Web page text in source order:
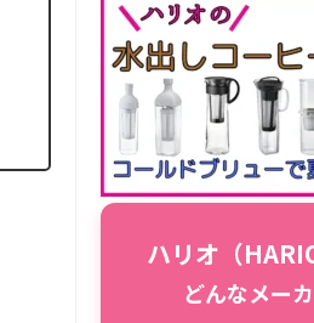
ハリオ（
どんなメー